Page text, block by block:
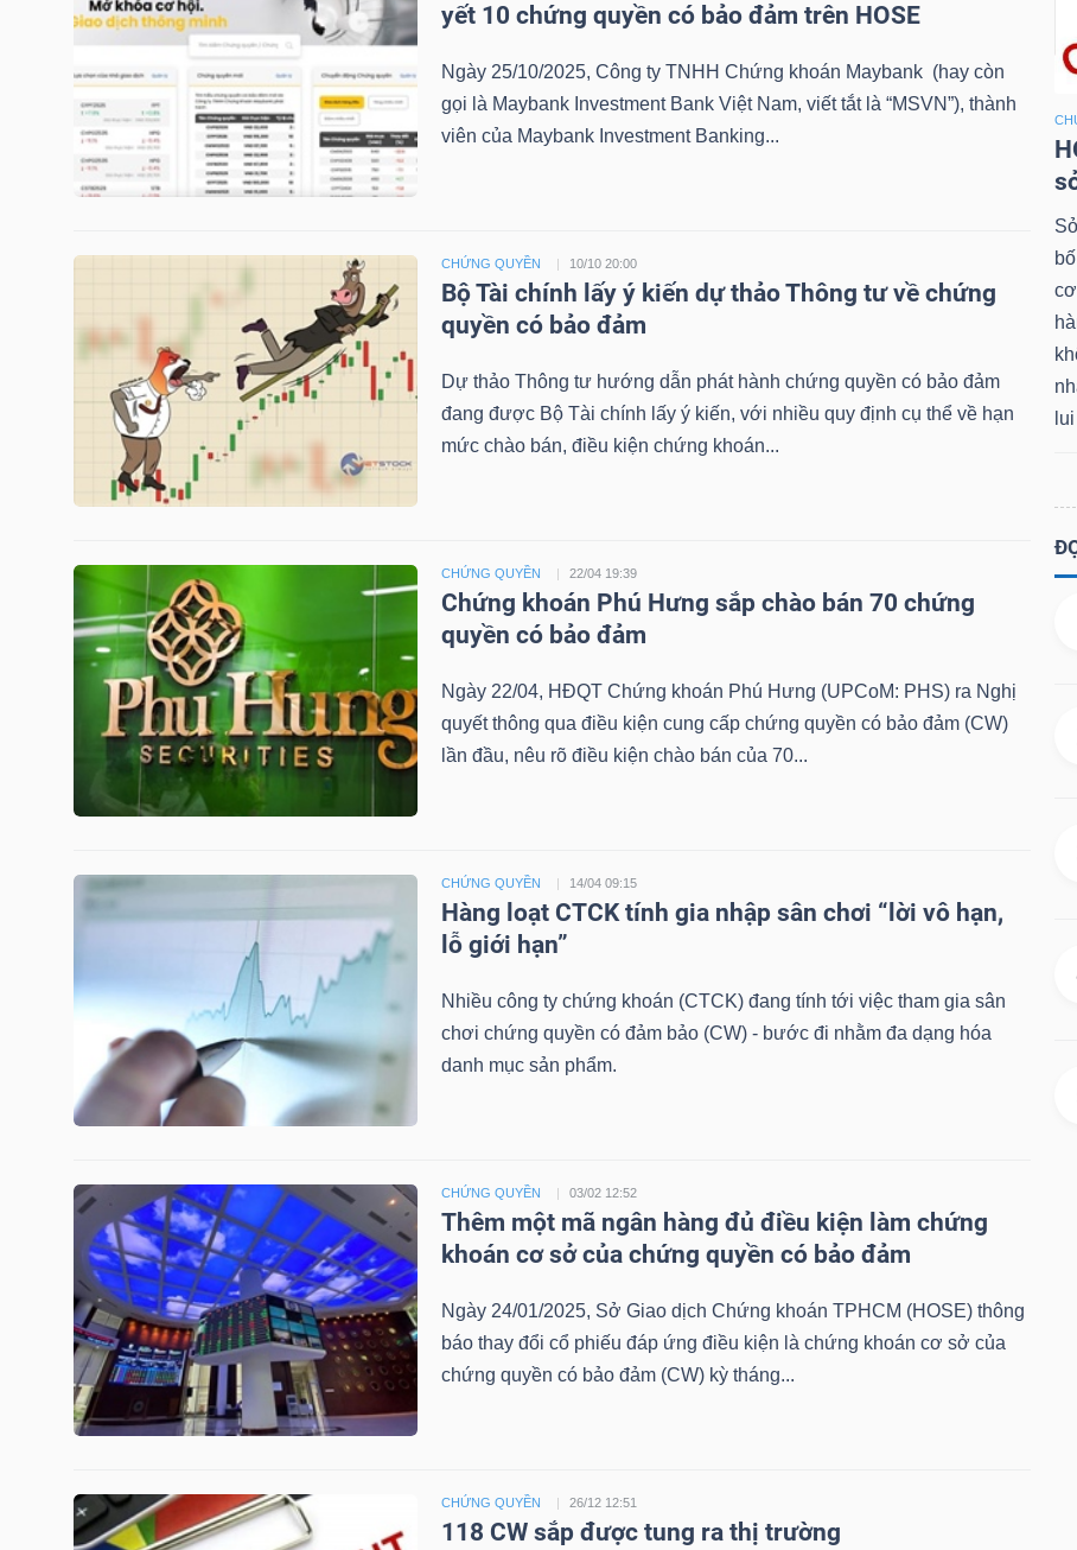
yết 10 chứng quyền có bảo đảm trên HOSE
Ngày 25/10/2025, Công ty TNHH Chứng khoán Maybank (hay còn
gọi là Maybank Investment Bank Việt Nam, viết tắt là “MSVN”), thành
viên của Maybank Investment Banking...
CHỨNG QUYỀN 10/10 20:00
Bộ Tài chính lấy ý kiến dự thảo Thông tư về chứng
quyền có bảo đảm
Dự thảo Thông tư hướng dẫn phát hành chứng quyền có bảo đảm
đang được Bộ Tài chính lấy ý kiến, với nhiều quy định cụ thể về hạn
mức chào bán, điều kiện chứng khoán...
CHỨNG QUYỀN 22/04 19:39
Chứng khoán Phú Hưng sắp chào bán 70 chứng
quyền có bảo đảm
Ngày 22/04, HĐQT Chứng khoán Phú Hưng (UPCoM: PHS) ra Nghị
quyết thông qua điều kiện cung cấp chứng quyền có bảo đảm (CW)
lần đầu, nêu rõ điều kiện chào bán của 70...
CHỨNG QUYỀN 14/04 09:15
Hàng loạt CTCK tính gia nhập sân chơi “lời vô hạn,
lỗ giới hạn”
Nhiều công ty chứng khoán (CTCK) đang tính tới việc tham gia sân
chơi chứng quyền có đảm bảo (CW) - bước đi nhằm đa dạng hóa
danh mục sản phẩm.
CHỨNG QUYỀN 03/02 12:52
Thêm một mã ngân hàng đủ điều kiện làm chứng
khoán cơ sở của chứng quyền có bảo đảm
Ngày 24/01/2025, Sở Giao dịch Chứng khoán TPHCM (HOSE) thông
báo thay đổi cổ phiếu đáp ứng điều kiện là chứng khoán cơ sở của
chứng quyền có bảo đảm (CW) kỳ tháng...
CHỨNG QUYỀN 26/12 12:51
118 CW sắp được tung ra thị trường
PHIẾU
CÔNG
ĐẦU
LIỆU
Ngành
SECTOR
LƯỢNG
NGUYÊN
LIỆU
CÔNG
NGHIỆP
TIÊU
KHÔNG
THIẾT